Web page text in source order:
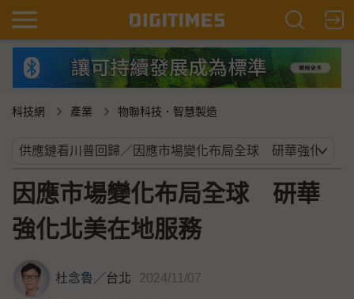
科技網 產業 物聯科技．智慧製造
因應市場變化布局全球 研華
強化北美在地服務
杜念魯／台北 2024/11/07